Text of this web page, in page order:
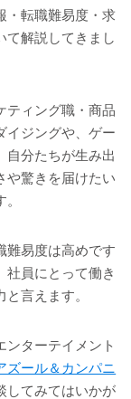
・転職難易度・求
て解説してきまし
ティング職・商品
イジングや、ゲー
自分たちが生み出
や驚きを届けたい
難易度は高めです
社員にとって働き
言えます。
ンターテイメント
ズール＆カンパニ
してみてはいかが